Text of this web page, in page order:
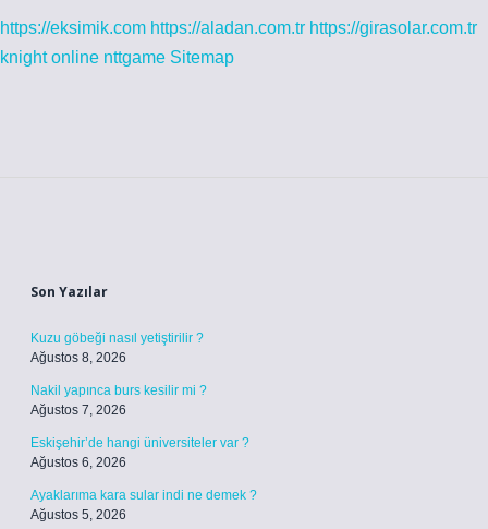
https://eksimik.com https://aladan.com.tr https://girasolar.com.tr
knight online nttgame Sitemap
Son Yazılar
Kuzu göbeği nasıl yetiştirilir ?
Ağustos 8, 2026
Nakil yapınca burs kesilir mi ?
Ağustos 7, 2026
Eskişehir’de hangi üniversiteler var ?
Ağustos 6, 2026
Ayaklarıma kara sular indi ne demek ?
Ağustos 5, 2026